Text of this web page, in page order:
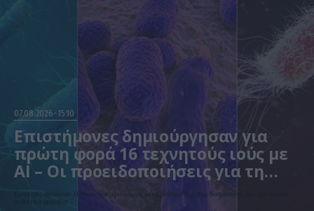
07.08.2026 15:10
Επιστήμονες δημιούργησαν για
πρώτη φορά 16 τεχνητούς ιούς με
AI – Οι προειδοποιήσεις για τη
βιοασφάλεια
Ερευνητές σχεδίασαν 16 νέους βακτηριοφάγους με τη βοήθεια Τεχνητής Νοημοσύνης που εξοντώνουν
ανθεκτικά μικρόβια